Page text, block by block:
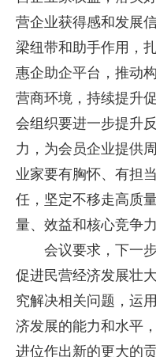
营企业获得感和发展
梁纽带和助手作用，
惠企助企平台，推动
营商环境，持续提升
会组织要进一步提升
力，为会员企业提供
业家要有胸怀、有担
任，坚定不移走高质
量、效益和核心竞争力
会议要求，下一步
促进民营经济发展壮
究解决相关问题，运
济发展的能力和水平
进位作出新的更大的